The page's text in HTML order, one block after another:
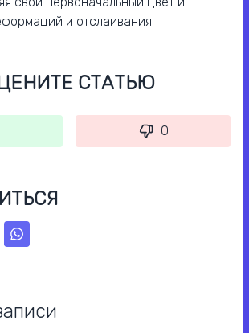
и отслаивания.
СТАТЬЮ
0